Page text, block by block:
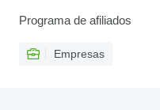
Programa de afiliados
Empresas